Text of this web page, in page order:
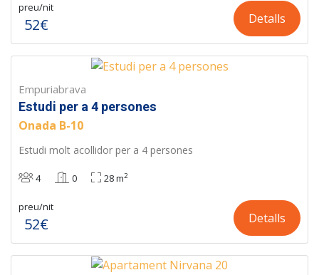
preu/nit
52€ Detalls
Empuriabrava
Estudi per a 4 persones
Onada B-10
Estudi molt acollidor per a 4 persones
4 0 28 m2
preu/nit
52€ Detalls